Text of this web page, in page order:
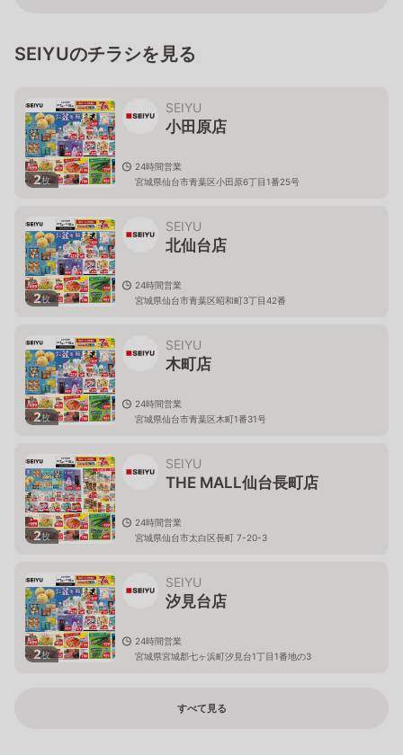
SEIYUのチラシを見る
2枚
SEIYU
小田原店
24時間営業
宮城県仙台市青葉区小田原6丁目1番25号
2枚
SEIYU
北仙台店
24時間営業
宮城県仙台市青葉区昭和町3丁目42番
2枚
SEIYU
木町店
24時間営業
宮城県仙台市青葉区木町1番31号
2枚
SEIYU
THE MALL仙台長町店
24時間営業
宮城県仙台市太白区長町 7-20-3
2枚
SEIYU
汐見台店
24時間営業
宮城県宮城郡七ヶ浜町汐見台1丁目1番地の3
すべて見る